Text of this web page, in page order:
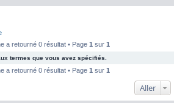
a retourné 0 résultat • Page 1 sur 1
termes que vous avez spécifiés.
a retourné 0 résultat • Page 1 sur 1
Aller